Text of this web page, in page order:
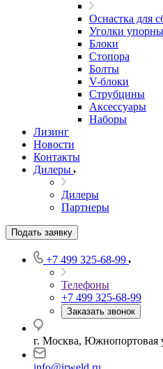
Оснастка для
Уголки
Блоки
Стопора
Болты
V-блоки
Струбцины
Аксессуары
Наборы
Лизинг
Новости
Контакты
Дилеры
Дилеры
Партнеры
Подать заявку
+7 499 325-68-99
Телефоны
+7 499 325-68-99
Заказать звонок
г. Москва, Южнопортовая